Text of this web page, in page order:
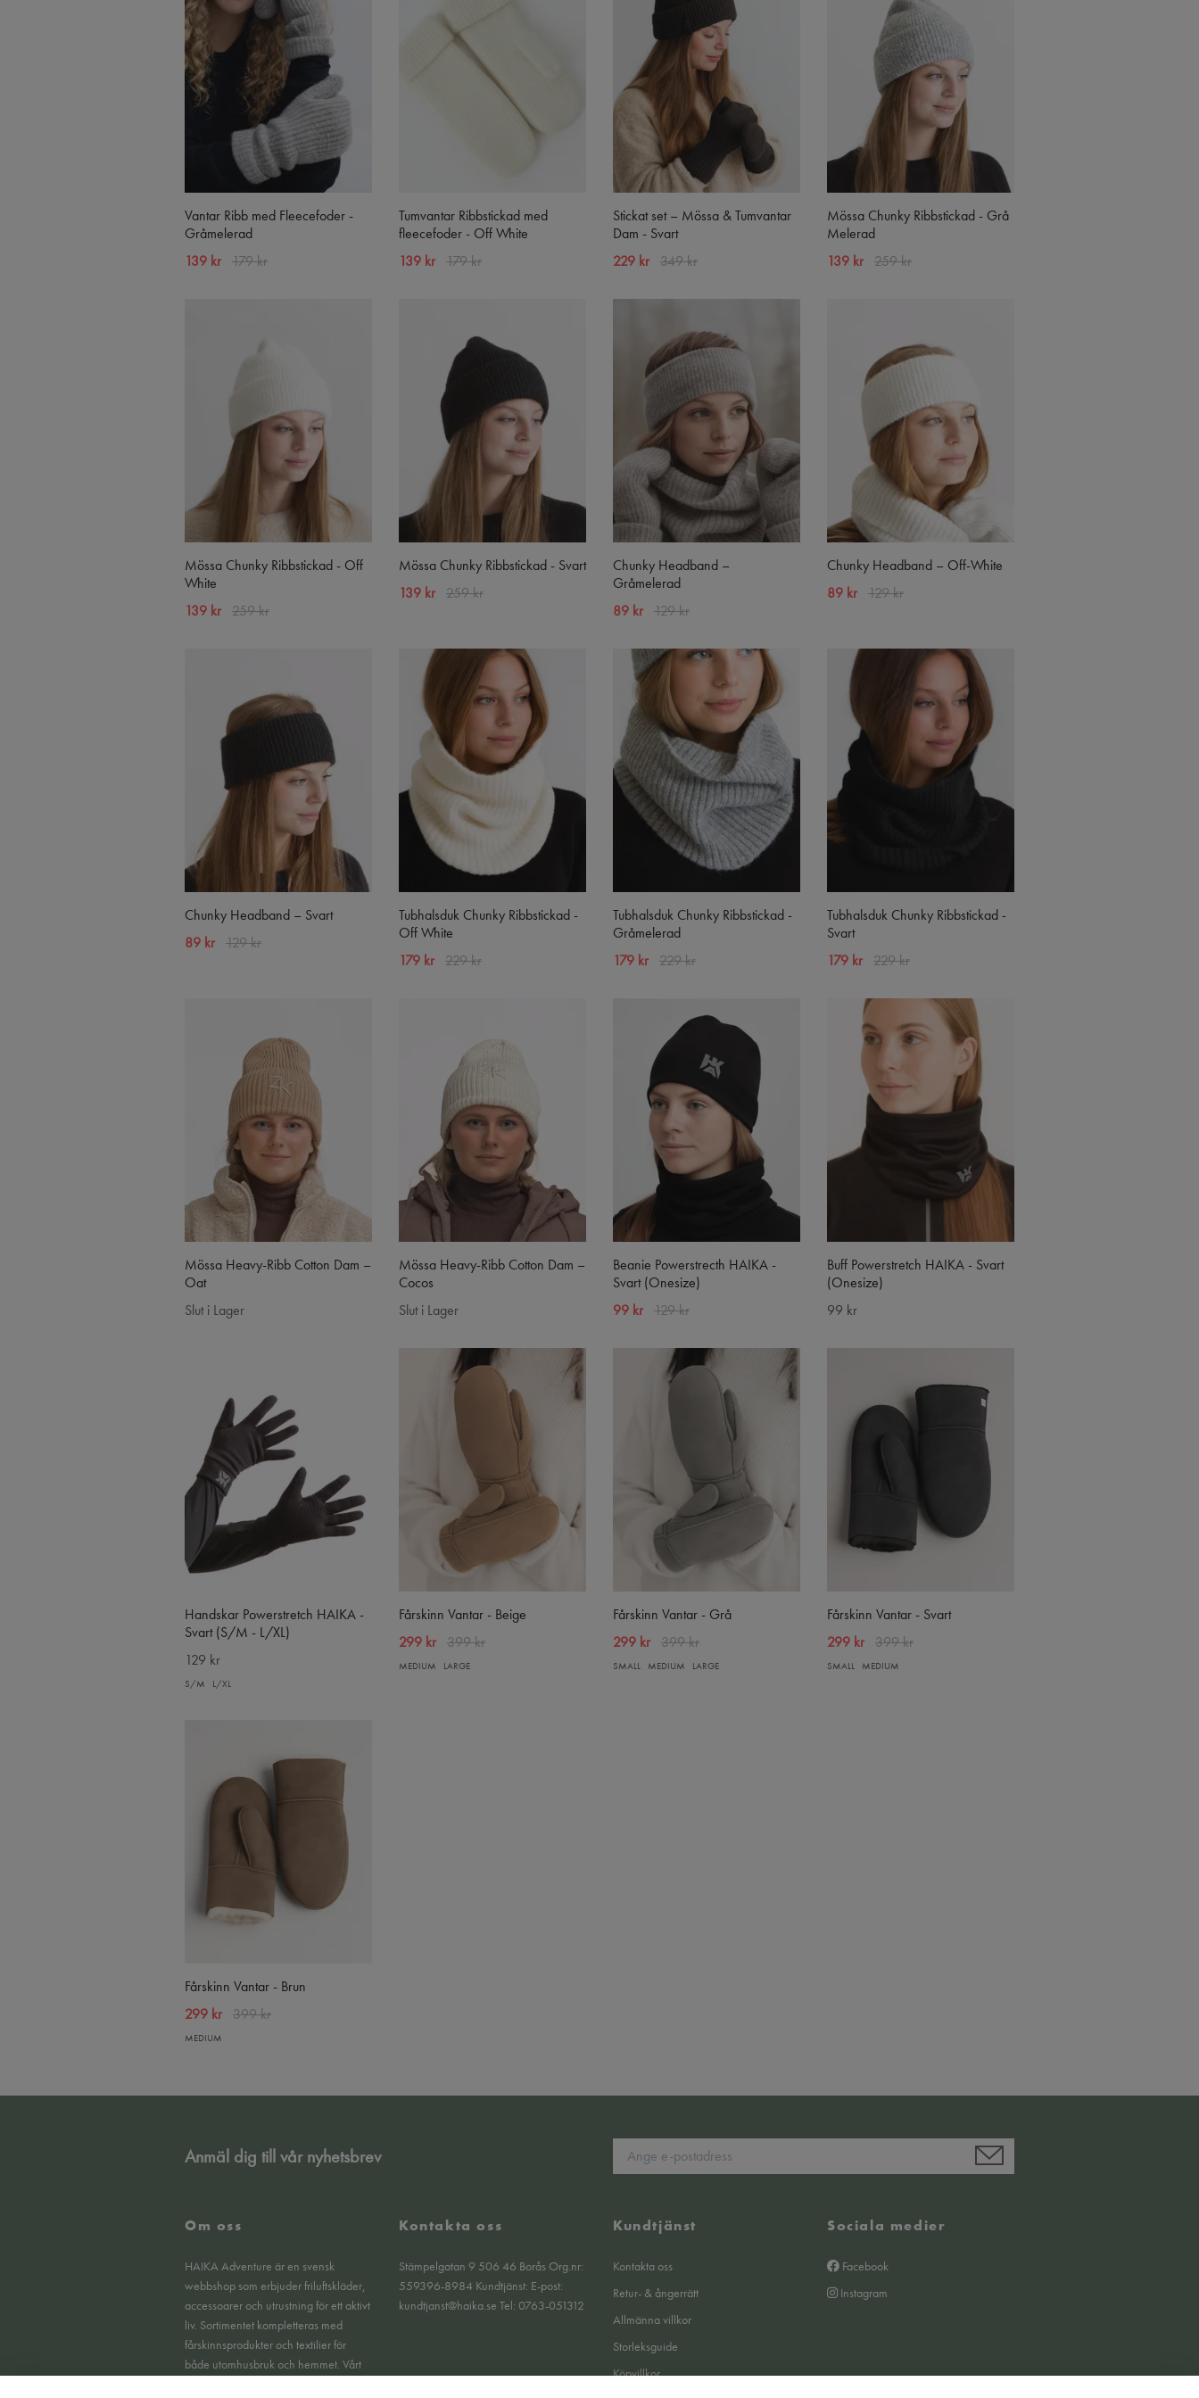
Vantar Ribb med Fleecefoder -
Gråmelerad
139 kr 179 kr
Tumvantar Ribbstickad med
fleecefoder - Off White
139 kr 179 kr
Stickat set – Mössa & Tumvantar
Dam - Svart
229 kr 349 kr
Mössa Chunky Ribbstickad - Grå
Melerad
139 kr 259 kr
Mössa Chunky Ribbstickad - Off
White
139 kr 259 kr
Mössa Chunky Ribbstickad - Svart
139 kr 259 kr
Chunky Headband –
Gråmelerad
89 kr 129 kr
Chunky Headband – Off-White
89 kr 129 kr
Chunky Headband – Svart
89 kr 129 kr
Tubhalsduk Chunky Ribbstickad -
Off White
179 kr 229 kr
Tubhalsduk Chunky Ribbstickad -
Gråmelerad
179 kr 229 kr
Tubhalsduk Chunky Ribbstickad -
Svart
179 kr 229 kr
Mössa Heavy-Ribb Cotton Dam –
Oat
Slut i Lager
Mössa Heavy-Ribb Cotton Dam –
Cocos
Slut i Lager
Beanie Powerstrecth HAIKA -
Svart (Onesize)
99 kr 129 kr
Buff Powerstretch HAIKA - Svart
(Onesize)
99 kr
Handskar Powerstretch HAIKA -
Svart (S/M - L/XL)
129 kr
S/M L/XL
Fårskinn Vantar - Beige
299 kr 399 kr
MEDIUM LARGE
Fårskinn Vantar - Grå
299 kr 399 kr
SMALL MEDIUM LARGE
Fårskinn Vantar - Svart
299 kr 399 kr
SMALL MEDIUM
Fårskinn Vantar - Brun
299 kr 399 kr
MEDIUM
Anmäl dig till vår nyhetsbrev
Om oss
HAIKA Adventure är en svensk
webbshop som erbjuder friluftskläder,
accessoarer och utrustning för ett aktivt
liv. Sortimentet kompletteras med
fårskinnsprodukter och textilier för
både utomhusbruk och hemmet. Vårt
Kontakta oss
Stämpelgatan 9 506 46 Borås Org.nr:
559396-8984 Kundtjänst: E-post:
kundtjanst@haika.se Tel: 0763-051312
Kundtjänst
Kontakta oss
Retur- & ångerrätt
Allmänna villkor
Storleksguide
Köpvillkor
Sociala medier
Facebook
Instagram